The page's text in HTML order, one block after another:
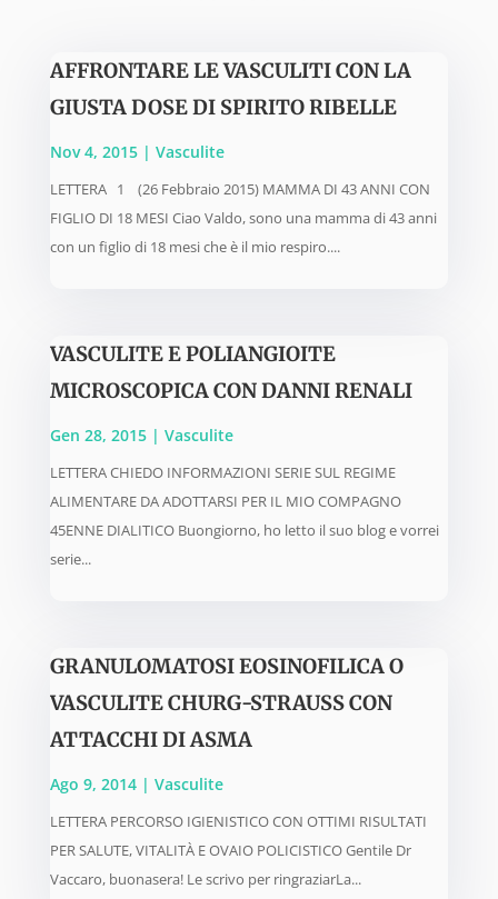
AFFRONTARE LE VASCULITI CON LA
GIUSTA DOSE DI SPIRITO RIBELLE
Nov 4, 2015| Vasculite
LETTERA 1 (26 Febbraio 2015) MAMMA DI 43 ANNI CON
FIGLIO DI 18 MESI Ciao Valdo, sono una mamma di 43 anni
con un figlio di 18 mesi che è il mio respiro....
VASCULITE E POLIANGIOITE
MICROSCOPICA CON DANNI RENALI
Gen 28, 2015| Vasculite
LETTERA CHIEDO INFORMAZIONI SERIE SUL REGIME
ALIMENTARE DA ADOTTARSI PER IL MIO COMPAGNO
45ENNE DIALITICO Buongiorno, ho letto il suo blog e vorrei
serie...
GRANULOMATOSI EOSINOFILICA O
VASCULITE CHURG-STRAUSS CON
ATTACCHI DI ASMA
Ago 9, 2014| Vasculite
LETTERA PERCORSO IGIENISTICO CON OTTIMI RISULTATI
PER SALUTE, VITALITÀ E OVAIO POLICISTICO Gentile Dr
Vaccaro, buonasera! Le scrivo per ringraziarLa...